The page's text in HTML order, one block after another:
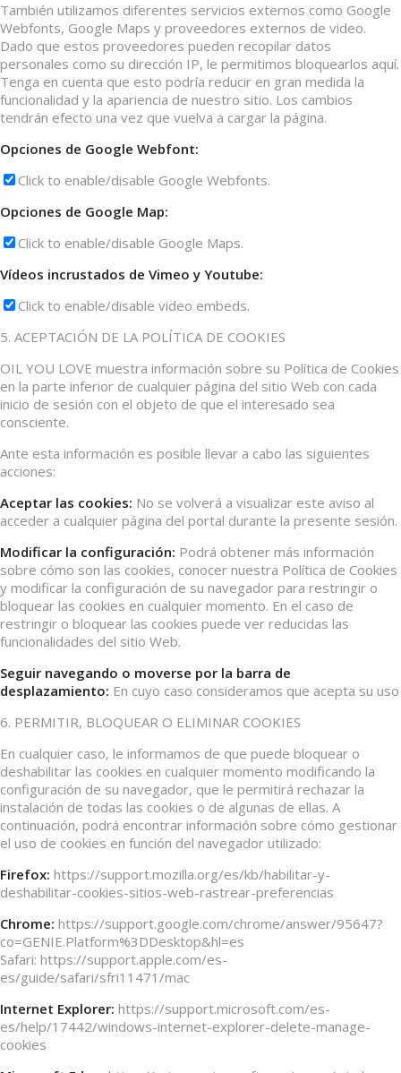
También utilizamos diferentes servicios externos como Google
Webfonts, Google Maps y proveedores externos de video.
Dado que estos proveedores pueden recopilar datos
personales como su dirección IP, le permitimos bloquearlos aquí.
Tenga en cuenta que esto podría reducir en gran medida la
funcionalidad y la apariencia de nuestro sitio. Los cambios
tendrán efecto una vez que vuelva a cargar la página.
Opciones de Google Webfont:
Click to enable/disable Google Webfonts.
Opciones de Google Map:
Click to enable/disable Google Maps.
Vídeos incrustados de Vimeo y Youtube:
Click to enable/disable video embeds.
5. ACEPTACIÓN DE LA POLÍTICA DE COOKIES
OIL YOU LOVE muestra información sobre su Política de Cookies
en la parte inferior de cualquier página del sitio Web con cada
inicio de sesión con el objeto de que el interesado sea
consciente.
Ante esta información es posible llevar a cabo las siguientes
acciones:
Aceptar las cookies: No se volverá a visualizar este aviso al
acceder a cualquier página del portal durante la presente sesión.
Modificar la configuración: Podrá obtener más información
sobre cómo son las cookies, conocer nuestra Política de Cookies
y modificar la configuración de su navegador para restringir o
bloquear las cookies en cualquier momento. En el caso de
restringir o bloquear las cookies puede ver reducidas las
funcionalidades del sitio Web.
Seguir navegando o moverse por la barra de
desplazamiento: En cuyo caso consideramos que acepta su uso
6. PERMITIR, BLOQUEAR O ELIMINAR COOKIES
En cualquier caso, le informamos de que puede bloquear o
deshabilitar las cookies en cualquier momento modificando la
configuración de su navegador, que le permitirá rechazar la
instalación de todas las cookies o de algunas de ellas. A
continuación, podrá encontrar información sobre cómo gestionar
el uso de cookies en función del navegador utilizado:
Firefox: https://support.mozilla.org/es/kb/habilitar-y-
deshabilitar-cookies-sitios-web-rastrear-preferencias
Chrome: https://support.google.com/chrome/answer/95647?
co=GENIE.Platform%3DDesktop&hl=es
Safari: https://support.apple.com/es-
es/guide/safari/sfri11471/mac
Internet Explorer: https://support.microsoft.com/es-
es/help/17442/windows-internet-explorer-delete-manage-
cookies